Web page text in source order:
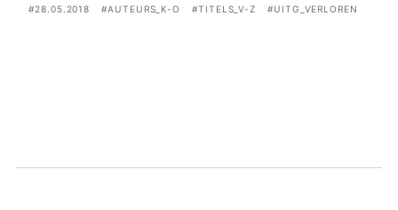
28.05.2018 AUTEURS_K-O TITELS_V-Z UITG_VERLOREN